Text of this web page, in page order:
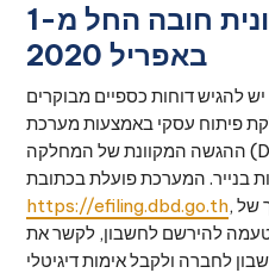
הגשה אלקטרונית חובה החל מ-1
באפריל 2020
יש להגיש דוחות כספיים מבוקרים
פיתוח עסקי באמצעות מערכת
ההגשה המקוונת של המחלקה (DBD e-Filing). לא יתקבלו עוד
בנייר. המערכת פועלת בכתובת
https://efiling.dbd.go.th, והיא מחייבת את החותם המוסמך של
להירשם לחשבון, לקשר את